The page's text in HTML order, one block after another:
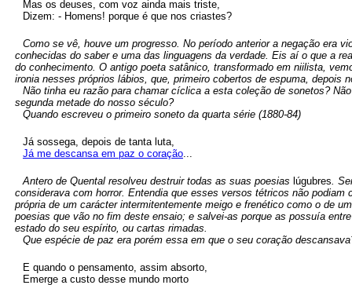
Mas os deuses, com voz ainda mais triste,
Dizem: - Homens! porque é que nos criastes?
Como se vê, houve um progresso. No período anterior a negação era
conhecidas do saber e uma das linguagens da verdade. Eis aí o que a
do conhecimento. O antigo poeta satânico, transformado em niilista,
ironia nesses próprios lábios, que, primeiro cobertos de espuma, depois
Não tinha eu razão para chamar cíclica a esta coleção de sonetos?
segunda metade do nosso século?
Quando escreveu o primeiro soneto da quarta série (1880-84)
Já sossega, depois de tanta luta,
Já me descansa em paz o coração...
Antero de Quental resolveu destruir todas as suas poesias lúgubres.
considerava com horror. Entendia que esses versos tétricos não
própria de um carácter intermitentemente meigo e frenético como o de
poesias que vão no fim deste ensaio; e salvei-as porque as possuía
estado do seu espírito, ou cartas rimadas.
Que espécie de paz era porém essa em que o seu coração
E quando o pensamento, assim absorto,
Emerge a custo desse mundo morto